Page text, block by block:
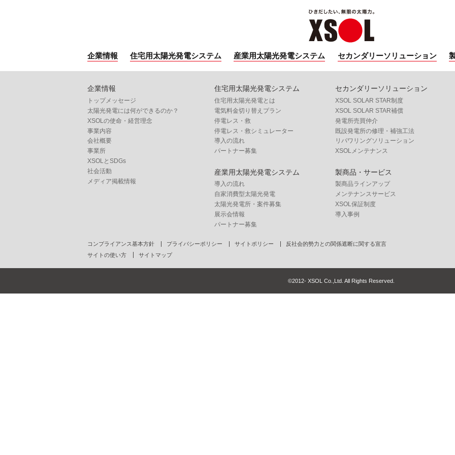
企業情報 住宅用太陽光発電システム 産業用太陽光発電システム セカンダリーソリューション
企業情報
トップメッセージ
太陽光発電には何ができるのか？
XSOLの使命・経営理念
事業内容
会社概要
事業所
XSOLとSDGs
社会活動
メディア掲載情報
住宅用太陽光発電システム
住宅用太陽光発電とは
電気料金切り替えプラン
停電レス・救
停電レス・救シミュレーター
導入の流れ
パートナー募集
産業用太陽光発電システム
導入の流れ
自家消費型太陽光発電
太陽光発電所・案件募集
展示会情報
パートナー募集
セカンダリーソリューション
XSOL SOLAR STAR制度
XSOL SOLAR STAR補償
発電所売買仲介
既設発電所の修理・補強工法
リパワリングソリューション
XSOLメンテナンス
製商品・サービス
製商品ラインアップ
メンテナンスサービス
XSOL保証制度
導入事例
コンプライアンス基本方針 プライバシーポリシー サイトポリシー
反社会的勢力との関係遮断に関する宣言
サイトの使い方
サイトマップ
©2012- XSOL Co.,Ltd. All Rights Reserved.